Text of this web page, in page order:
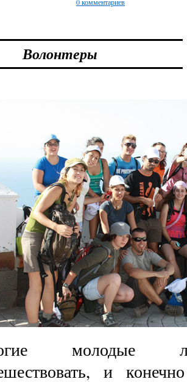
Волонтеры
молодые
и